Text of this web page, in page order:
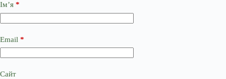
Ім’я *
Email *
Сайт